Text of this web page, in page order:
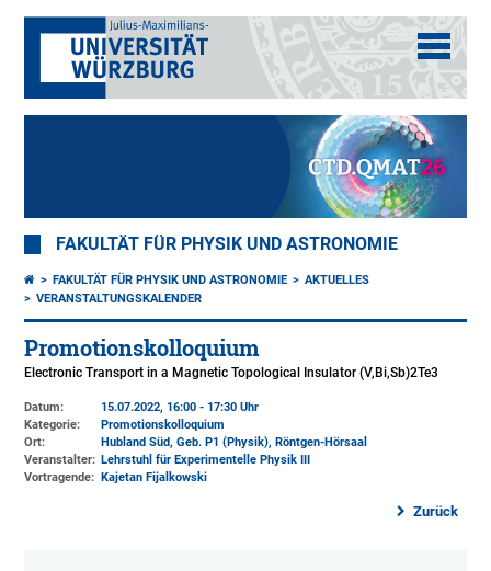
FAKULTÄT FÜR PHYSIK UND ASTRONOMIE
FAKULTÄT FÜR PHYSIK UND ASTRONOMIE
AKTUELLES
VERANSTALTUNGSKALENDER
Promotionskolloquium
Electronic Transport in a Magnetic Topological Insulator (V,Bi,Sb)2Te3
Datum:
15.07.2022, 16:00 - 17:30 Uhr
Kategorie:
Promotionskolloquium
Ort:
Hubland Süd, Geb. P1 (Physik), Röntgen-Hörsaal
Veranstalter: Lehrstuhl für Experimentelle Physik III
Vortragende:
Kajetan Fijalkowski
Zurück